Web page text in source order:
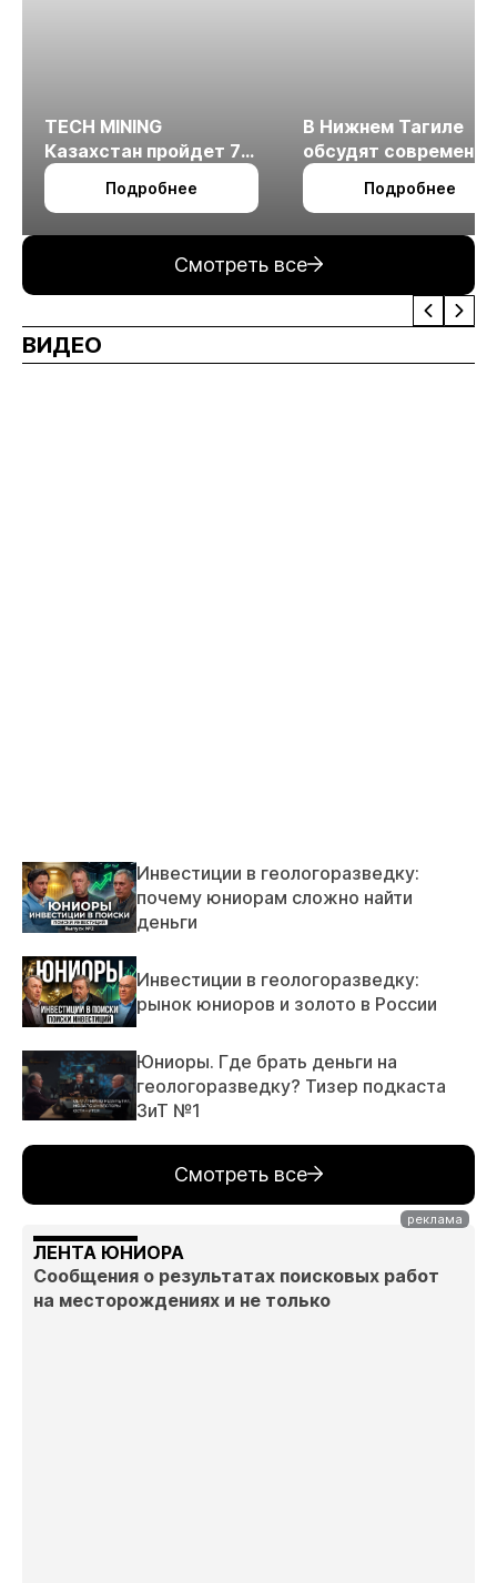
TECH MINING
Казахстан пройдет 7
октября в Алматы
Подробнее
В Нижнем Тагиле
обсудят
технологии
измельчения
Подробнее
Смотреть все
ВИДЕО
Инвестиции в геологоразведку:
почему юниорам сложно найти
деньги
Инвестиции в геологоразведку:
рынок юниоров и золото в России
Юниоры. Где брать деньги на
геологоразведку? Тизер подкаста
ЗиТ №1
Смотреть все
ЛЕНТА ЮНИОРА
Сообщения о результатах поисковых работ
на месторождениях и не только